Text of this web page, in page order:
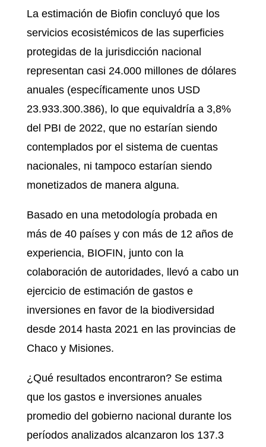
La estimación de Biofin concluyó que los
servicios ecosistémicos de las superficies
protegidas de la jurisdicción nacional
representan casi 24.000 millones de dólares
anuales (específicamente unos USD
23.933.300.386), lo que equivaldría a 3,8%
del PBI de 2022, que no estarían siendo
contemplados por el sistema de cuentas
nacionales, ni tampoco estarían siendo
monetizados de manera alguna.
Basado en una metodología probada en
más de 40 países y con más de 12 años de
experiencia, BIOFIN, junto con la
colaboración de autoridades, llevó a cabo un
ejercicio de estimación de gastos e
inversiones en favor de la biodiversidad
desde 2014 hasta 2021 en las provincias de
Chaco y Misiones.
¿Qué resultados encontraron? Se estima
que los gastos e inversiones anuales
promedio del gobierno nacional durante los
períodos analizados alcanzaron los 137.3